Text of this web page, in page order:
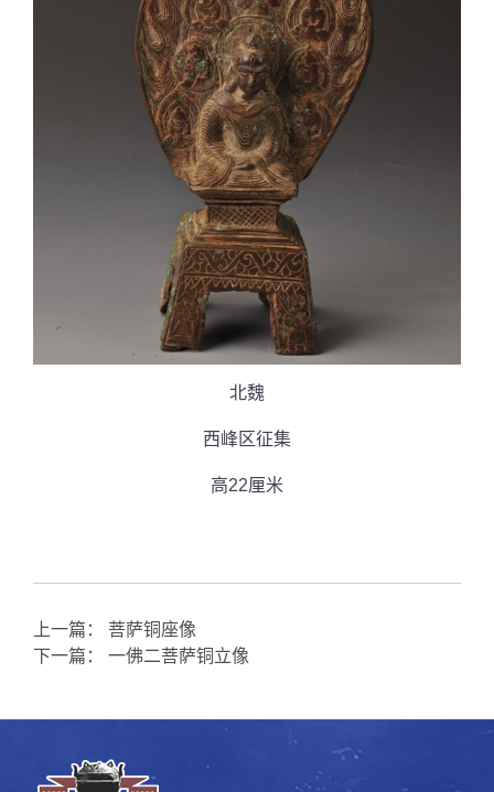
北魏
西峰区征集
高22厘米
上一篇： 菩萨铜座像
下一篇： 一佛二菩萨铜立像